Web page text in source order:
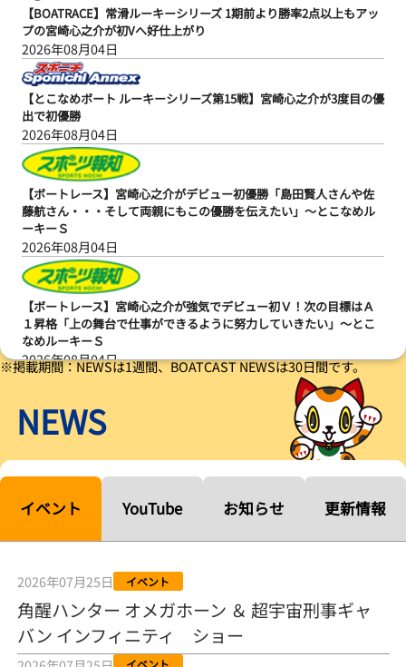
【BOATRACE】常滑ルーキーシリーズ 1期前より勝率2点以上もアッ
プの宮崎心之介が初Vへ好仕上がり
2026年08月04日
【とこなめボート ルーキーシリーズ第15戦】宮崎心之介が3度目の優
出で初優勝
2026年08月04日
【ボートレース】宮崎心之介がデビュー初優勝「島田賢人さんや佐
藤航さん・・・そして両親にもこの優勝を伝えたい」～とこなめル
ーキーＳ
2026年08月04日
【ボートレース】宮崎心之介が強気でデビュー初Ｖ！次の目標はＡ
１昇格「上の舞台で仕事ができるように努力していきたい」～とこ
なめルーキーＳ
2026年08月04日
【ルーキーシリーズ第15戦】塚越海斗「伸びを生かす方向で」4カド
から攻める／とこなめボートレース
【常滑ボート・ルーキーＳ】宮崎心之介 うれしいデビュー初優勝
「このままＡ１になれるように」
2026年08月04日
ド！／常滑ボート
2026年08月04日
【ボートレース】「しょっぱいですね」初優勝の宮崎心之介が水神
祭で満面の笑み／常滑 - 日刊スポーツ
※掲載期間：NEWSは1週間、BOATCAST NEWSは30日間です。
NEWS
イベント YouTube お知らせ 更新情報
2026年07月25日 イベント
角醒ハンター オメガホーン ＆ 超宇宙刑事ギャ
バン インフィニティ ショー